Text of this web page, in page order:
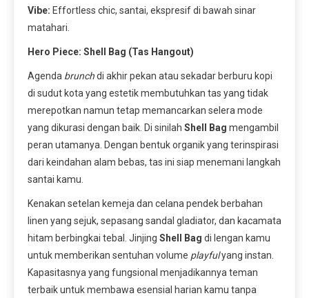
Vibe: Effortless chic, santai, ekspresif di bawah sinar
matahari.
Hero Piece: Shell Bag (Tas Hangout)
Agenda brunchdi akhir pekan atau sekadar berburu kopi
di sudut kota yang estetik membutuhkan tas yang tidak
merepotkan namun tetap memancarkan selera mode
yang dikurasi dengan baik. Di sinilah Shell Bag mengambil
peran utamanya. Dengan bentuk organik yang terinspirasi
dari keindahan alam bebas, tas ini siap menemani langkah
santai kamu.
Kenakan setelan kemeja dan celana pendek berbahan
linen yang sejuk, sepasang sandal gladiator, dan kacamata
hitam berbingkai tebal. Jinjing Shell Bag di lengan kamu
untuk memberikan sentuhan volume playfulyang instan.
Kapasitasnya yang fungsional menjadikannya teman
terbaik untuk membawa esensial harian kamu tanpa